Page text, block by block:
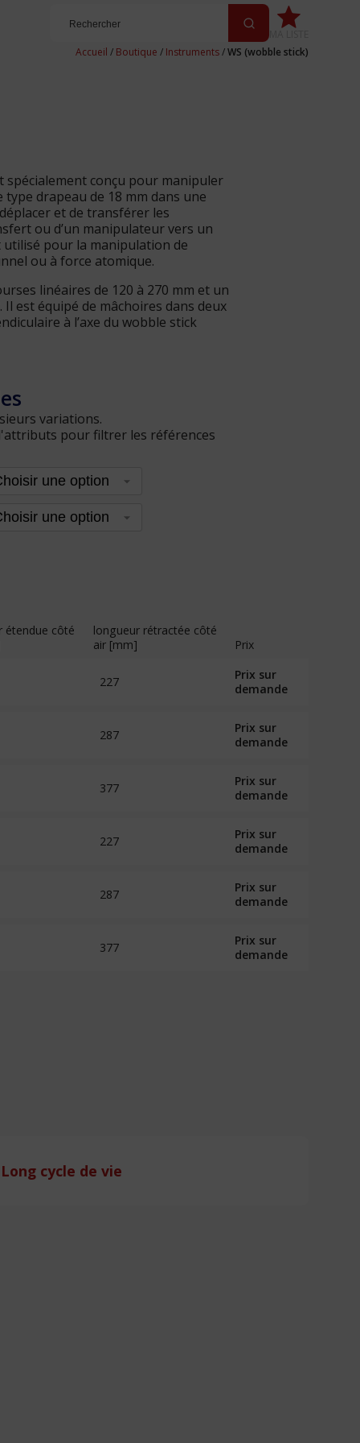
Accueil / Boutique / Instruments/WS (wobble stick)
spécialement conçu pour manipuler
drapeau de 18 mm dans une
et de transférer les
ou d’un manipulateur vers un
pour la manipulation de
ou à force atomique.
linéaires de 120 à 270 mm et un
est équipé de mâchoires dans deux
à l’axe du wobble stick
variations.
pour filtrer les références
étendue côté
longueur rétractée côté
air [mm]
Prix
227
Prix sur
demande
287
Prix sur
demande
377
Prix sur
demande
227
Prix sur
demande
287
Prix sur
demande
377
Prix sur
demande
Long cycle de vie